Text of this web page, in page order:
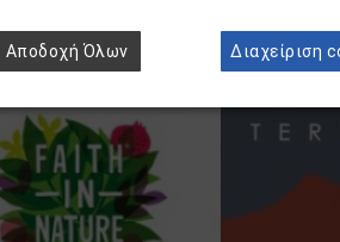
Αποδοχή Όλων Διαχείριση